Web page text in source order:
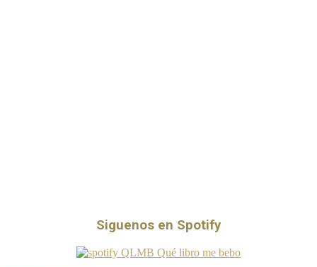
Siguenos en Spotify